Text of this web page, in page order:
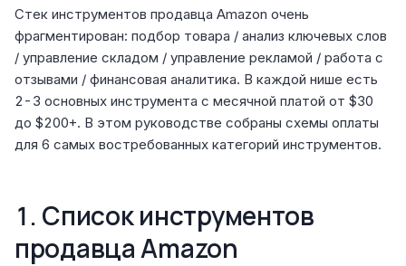
Стек инструментов продавца Amazon очень
фрагментирован: подбор товара / анализ ключевых слов
/ управление складом / управление рекламой / работа с
отзывами / финансовая аналитика. В каждой нише есть
2-3 основных инструмента с месячной платой от $30
до $200+. В этом руководстве собраны схемы оплаты
для 6 самых востребованных категорий инструментов.
1. Список инструментов
продавца Amazon